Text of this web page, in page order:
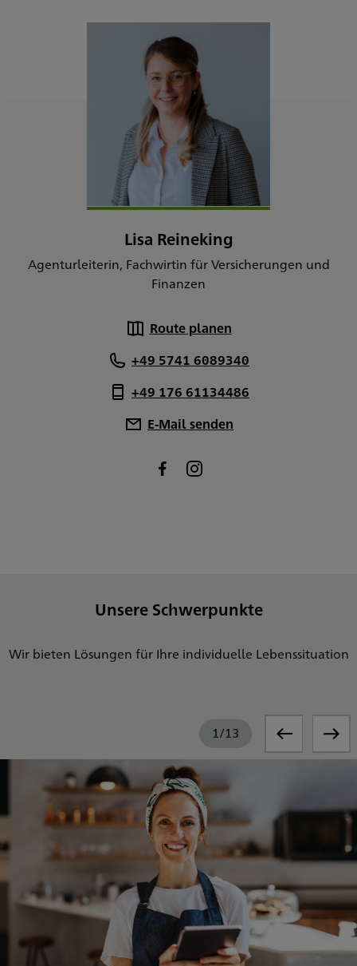
Lisa Reineking
Agenturleiterin, Fachwirtin für Versicherungen und
Finanzen
Route planen
+49 5741 6089340
+49 176 61134486
E-Mail senden
Unsere Schwerpunkte
Wir bieten Lösungen für Ihre individuelle Lebenssituation
1/13